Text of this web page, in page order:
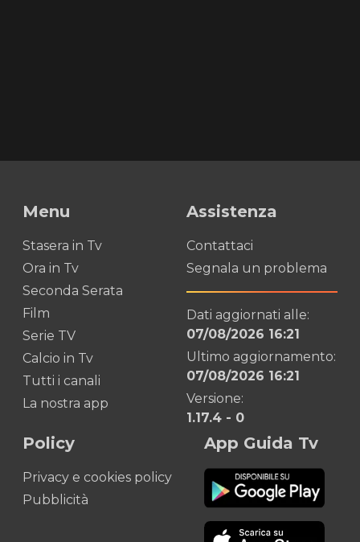
Menu
Stasera in Tv
Ora in Tv
Seconda Serata
Film
Serie TV
Calcio in Tv
Tutti i canali
La nostra app
Assistenza
Contattaci
Segnala un problema
Dati aggiornati alle:
07/08/2026 16:21
Ultimo aggiornamento:
07/08/2026 16:21
Versione:
1.17.4 - 0
Policy
Privacy e cookies policy
Pubblicità
App Guida Tv